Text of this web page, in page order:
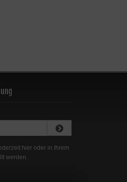
hier oder in Ihrem
werden.